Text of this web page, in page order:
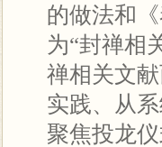
的做法和
为“封禅相
禅相关文
实践、从
聚焦投龙